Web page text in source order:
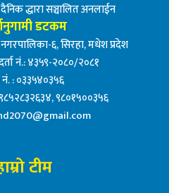
दैनिक द्धारा सञ्चालित अनलाईन
डटकम
६, सिरहा, मधेश प्रदेश
नं.: ४३५९-२०८०/२०८१
: ०३३५४०३५६
९८०१५००३५६
टीम